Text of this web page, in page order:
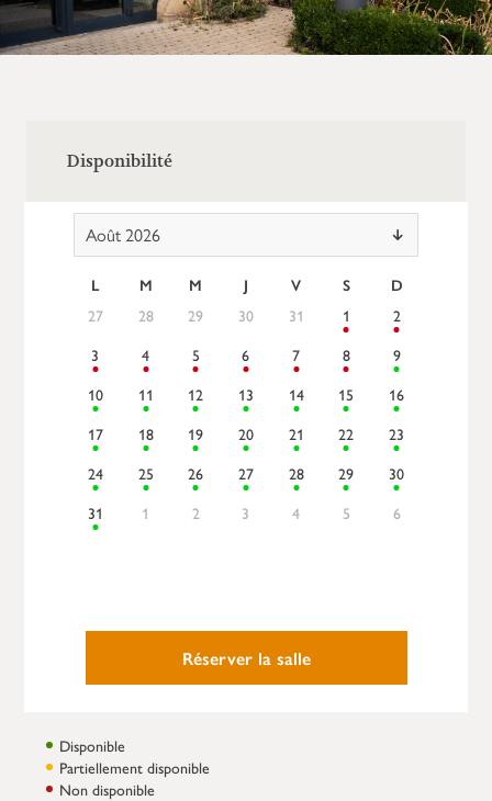
Disponibilité
Août 2026
L M M J V S
D
27
28 29 30 31 1
2
3
4 5 6 7 8
9
10
11 12 13 14 15
16
17
18 19 20 21 22
23
24
25 26 27 28 29
30
31
1 2 3 4 5 6
Réserver la salle
Disponible
Partiellement disponible
Non disponible